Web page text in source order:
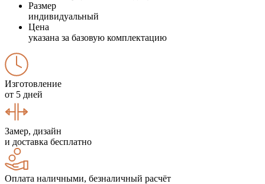
Размер
индивидуальный
Цена
указана за базовую комплектацию
Изготовление
от 5 дней
Замер, дизайн
и доставка бесплатно
Оплата наличными, безналичный расчёт